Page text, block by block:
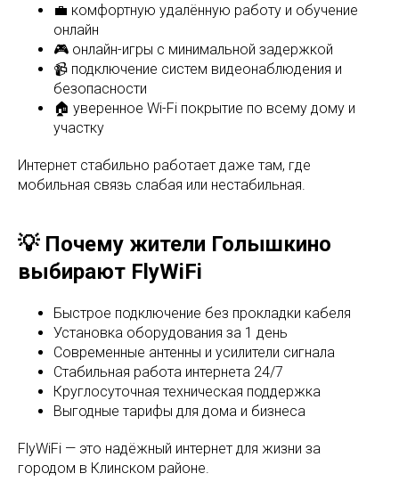
💼 комфортную удалённую работу и обучение
онлайн
🎮 онлайн-игры с минимальной задержкой
📹 подключение систем видеонаблюдения и
безопасности
🏠 уверенное Wi-Fi покрытие по всему дому и
участку
Интернет стабильно работает даже там, где
мобильная связь слабая или нестабильная.
💡 Почему жители Голышкино
выбирают FlyWiFi
Быстрое подключение без прокладки кабеля
Установка оборудования за 1 день
Современные антенны и усилители сигнала
Стабильная работа интернета 24/7
Круглосуточная техническая поддержка
Выгодные тарифы для дома и бизнеса
FlyWiFi — это надёжный интернет для жизни за
городом в Клинском районе.